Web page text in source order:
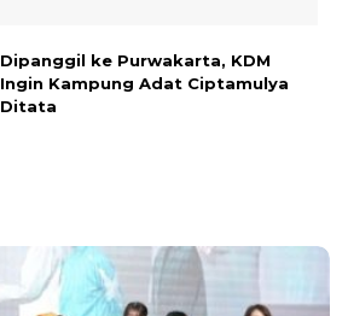
Dipanggil ke Purwakarta, KDM
Ingin Kampung Adat Ciptamulya
Ditata